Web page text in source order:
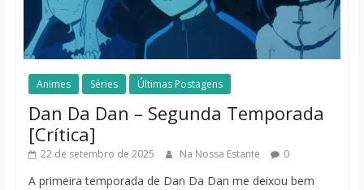
Animes Séries Últimas Postagens
Dan Da Dan – Segunda Temporada
[Crítica]
22 de setembro de 2025 Na Nossa Estante 0
A primeira temporada de Dan Da Dan me deixou bem